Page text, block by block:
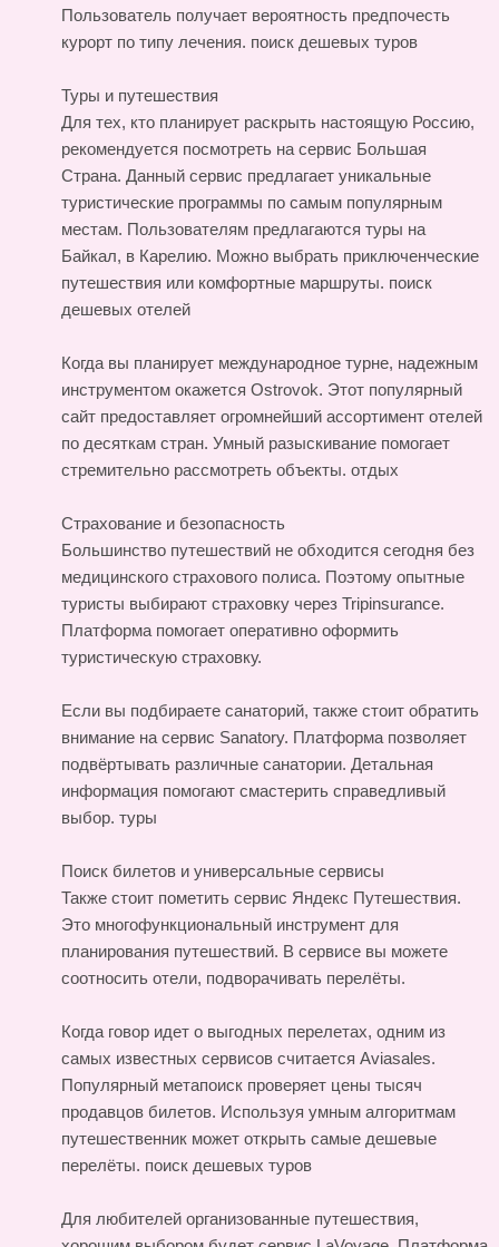
Пользователь получает вероятность предпочесть
курорт по типу лечения. поиск дешевых туров
Туры и путешествия
Для тех, кто планирует раскрыть настоящую Россию,
рекомендуется посмотреть на сервис Большая
Страна. Данный сервис предлагает уникальные
туристические программы по самым популярным
местам. Пользователям предлагаются туры на
Байкал, в Карелию. Можно выбрать приключенческие
путешествия или комфортные маршруты. поиск
дешевых отелей
Когда вы планирует международное турне, надежным
инструментом окажется Ostrovok. Этот популярный
сайт предоставляет огромнейший ассортимент отелей
по десяткам стран. Умный разыскивание помогает
стремительно рассмотреть объекты. отдых
Страхование и безопасность
Большинство путешествий не обходится сегодня без
медицинского страхового полиса. Поэтому опытные
туристы выбирают страховку через Tripinsurance.
Платформа помогает оперативно оформить
туристическую страховку.
Если вы подбираете санаторий, также стоит обратить
внимание на сервис Sanatory. Платформа позволяет
подвёртывать различные санатории. Детальная
информация помогают смастерить справедливый
выбор. туры
Поиск билетов и универсальные сервисы
Также стоит пометить сервис Яндекс Путешествия.
Это многофункциональный инструмент для
планирования путешествий. В сервисе вы можете
соотносить отели, подворачивать перелёты.
Когда говор идет о выгодных перелетах, одним из
самых известных сервисов считается Aviasales.
Популярный метапоиск проверяет цены тысяч
продавцов билетов. Используя умным алгоритмам
путешественник может открыть самые дешевые
перелёты. поиск дешевых туров
Для любителей организованные путешествия,